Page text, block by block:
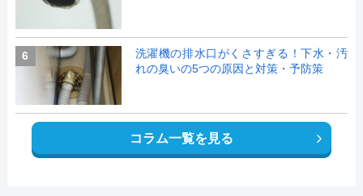
6
洗濯機の排水口がくさすぎる！下水・汚
れの臭いの5つの原因と対策・予防策
コラム一覧を見る